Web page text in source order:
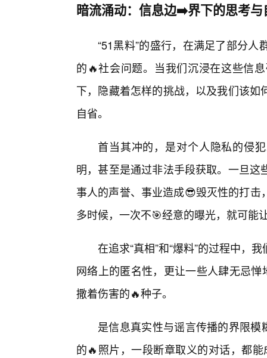
暗流涌动：信息边➡️界下的思考与
“51黑料”的盛行，在满足了部分
的🔥社会问题。当我们沉浸在这些信
下，隐藏着怎样的挑战，以及我们该
自省。
首当其冲的，是对个人隐私的侵
明，甚至是通过非法手段获取。一旦
事人的声誉、事业造成😎毁灭性的打
多时候，一次不🎯经意的曝光，就可能
在追求“真相”和“爆料”的过程中，
网络上的匿名性，更让一些人肆无忌
撒着伤害的🔥种子。
是信息真实性与谣言传播的界限模
的🔥照片，一段断章取义的对话，都能